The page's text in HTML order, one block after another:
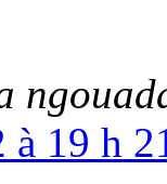
19 h